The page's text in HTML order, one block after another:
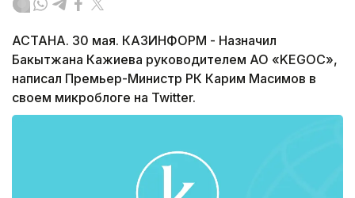
АСТАНА. 30 мая. КАЗИНФОРМ - Назначил
Бакытжана Кажиева руководителем АО «KEGOC»,
написал Премьер-Министр РК Карим Масимов в
своем микроблоге на Twitter.